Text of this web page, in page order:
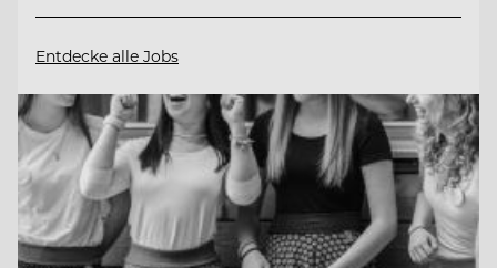
Entdecke alle Jobs